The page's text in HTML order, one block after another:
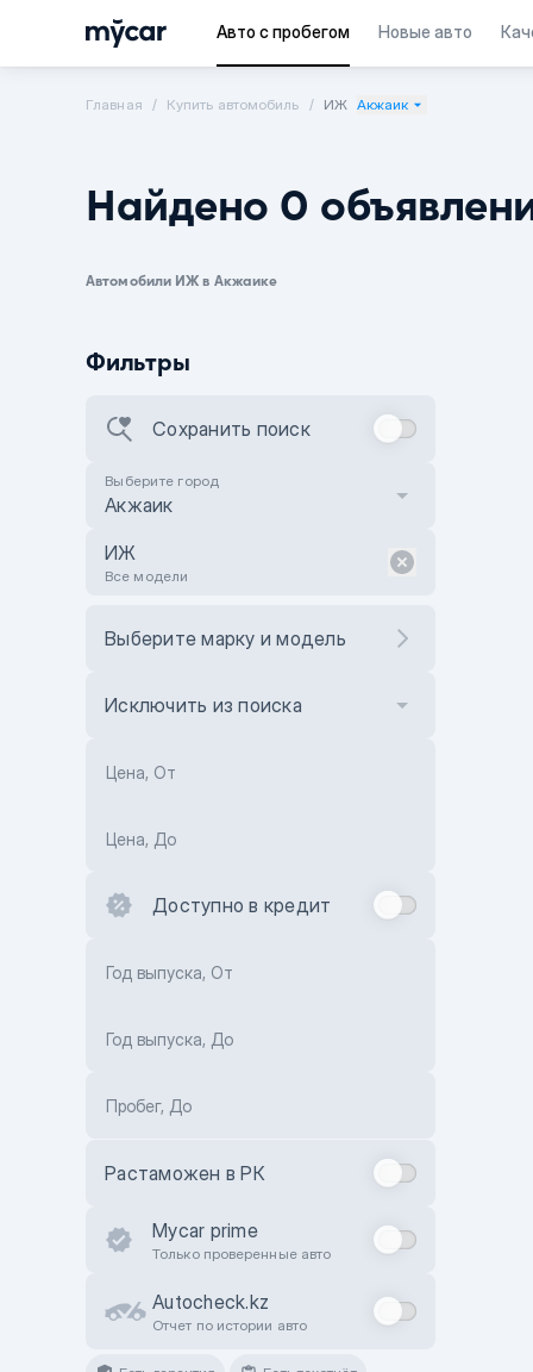
Авто с пробегом Новые авто
Главная Купить автомобиль ИЖ Акжаик
Найдено 0
Автомобили ИЖ в Акжаике
Фильтры
Сохранить поиск
Выберите город
Акжаик
ИЖ
Все модели
Выберите марку и модель
Исключить из поиска
Цена, От
Цена, До
Доступно в кредит
Год выпуска, От
Год выпуска, До
Пробег, До
Растаможен в РК
Mycar prime
Только проверенные авто
Autocheck.kz
Отчет по истории авто